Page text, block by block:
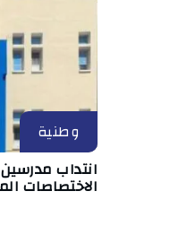
وطنية
انتداب
الاختصاصات